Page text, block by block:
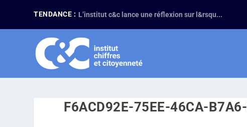
TENDANCE : L’institut c&c lance une réflexion sur l&rsqu...
F6ACD92E-75EE-46CA-